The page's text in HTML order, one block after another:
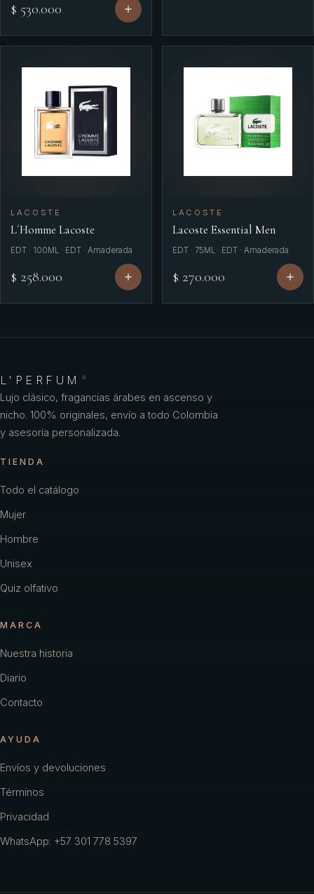
$ 530.000
LACOSTE
L´Homme Lacoste
EDT · 100ML · EDT · Amaderada
$ 258.000
LACOSTE
Lacoste Essential Men
EDT · 75ML · EDT · Amaderada
$ 270.000
L'PERFUM ®
Lujo clásico, fragancias árabes en ascenso y
nicho. 100% originales, envío a todo Colombia
y asesoría personalizada.
TIENDA
Todo el catálogo
Mujer
Hombre
Unisex
Quiz olfativo
MARCA
Nuestra historia
Diario
Contacto
AYUDA
Envíos y devoluciones
Términos
Privacidad
WhatsApp: +57 301 778 5397